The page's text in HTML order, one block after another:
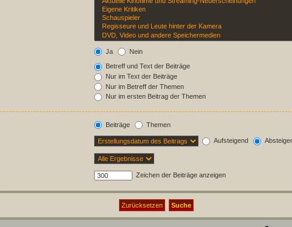
Ja Nein
Betreff und Text der Beiträge
Nur im Text der Beiträge
Nur im Betreff der Themen
Nur im ersten Beitrag der Themen
Beiträge Themen
Aufsteigend
Zeichen der Beiträge anzeigen